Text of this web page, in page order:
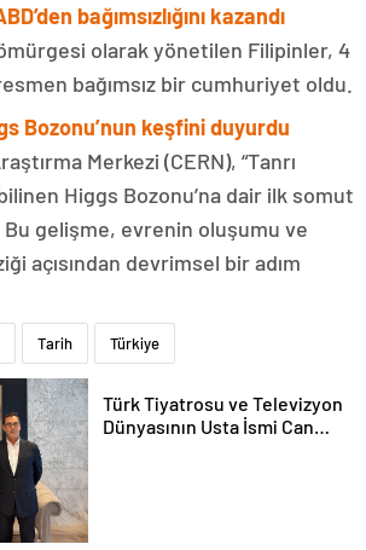
bağımsızlığını kazandı
olarak yönetilen Filipinler, 4
bağımsız bir cumhuriyet oldu.
Bozonu’nun keşfini duyurdu
Merkezi (CERN), “Tanrı
Higgs Bozonu’na dair ilk somut
Bu gelişme, evrenin oluşumu ve
açısından devrimsel bir adım
Tarih Türkiye
Türk Tiyatrosu ve Televizyon
Dünyasının Usta İsmi Can